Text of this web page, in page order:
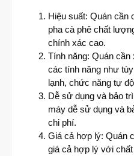
Hiệu suất: Quán cần
pha cà phê chất
chính xác cao.
Tính năng: Quán
các tính năng như
lạnh, chức năng tự
Dễ sử dụng và bảo
máy dễ sử dụng và
chi phí.
Giá cả hợp lý: Quán
giá cả hợp lý với